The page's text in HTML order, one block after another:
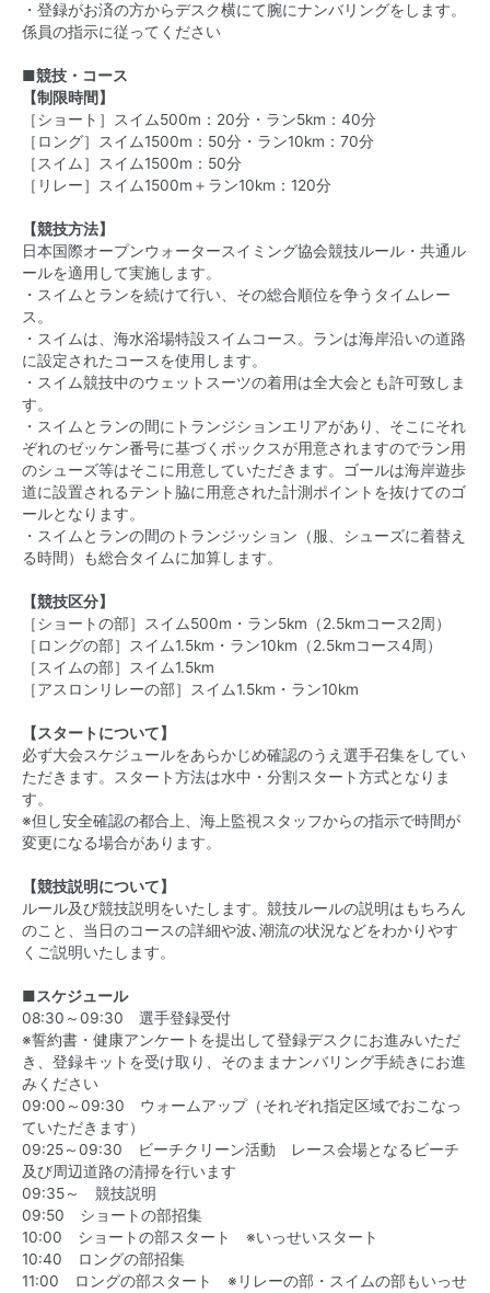
・登録がお済の方からデスク横にて腕にナンバリングをします。
係員の指示に従ってください
■競技・コース
【制限時間】
［ショート］スイム500m：20分・ラン5km：40分
［ロング］スイム1500m：50分・ラン10km：70分
［スイム］スイム1500m：50分
［リレー］スイム1500m＋ラン10km：120分
【競技方法】
日本国際オープンウォータースイミング協会競技ルール・共通ル
ールを適用して実施します。
・スイムとランを続けて行い、その総合順位を争うタイムレー
ス。
・スイムは、海水浴場特設スイムコース。ランは海岸沿いの道路
に設定されたコースを使用します。
・スイム競技中のウェットスーツの着用は全大会とも許可致しま
す。
・スイムとランの間にトランジションエリアがあり、そこにそれ
ぞれのゼッケン番号に基づくボックスが用意されますのでラン用
のシューズ等はそこに用意していただきます。ゴールは海岸遊歩
道に設置されるテント脇に用意された計測ポイントを抜けてのゴ
ールとなります。
・スイムとランの間のトランジッション（服、シューズに着替え
る時間）も総合タイムに加算します。
【競技区分】
［ショートの部］スイム500m・ラン5km（2.5kmコース2周）
［ロングの部］スイム1.5km・ラン10km（2.5kmコース4周）
［スイムの部］スイム1.5km
［アスロンリレーの部］スイム1.5km・ラン10km
【スタートについて】
必ず大会スケジュールをあらかじめ確認のうえ選手召集をしてい
ただきます。スタート方法は水中・分割スタート方式となりま
す。
※但し安全確認の都合上、海上監視スタッフからの指示で時間が
変更になる場合があります。
【競技説明について】
ルール及び競技説明をいたします。競技ルールの説明はもちろん
のこと、当日のコースの詳細や波､潮流の状況などをわかりやす
くご説明いたします。
■スケジュール
08:30～09:30 選手登録受付
※誓約書・健康アンケートを提出して登録デスクにお進みいただ
き、登録キットを受け取り、そのままナンバリング手続きにお進
みください
09:00～09:30 ウォームアップ（それぞれ指定区域でおこなっ
ていただきます）
09:25～09:30 ビーチクリーン活動 レース会場となるビーチ
及び周辺道路の清掃を行います
09:35～ 競技説明
09:50 ショートの部招集
10:00 ショートの部スタート ※いっせいスタート
10:40 ロングの部招集
11:00 ロングの部スタート ※リレーの部・スイムの部もいっせ